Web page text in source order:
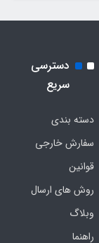
دسترسی
سریع
دسته بندی
سفارش خارجی
قوانین
روش های ارسال
وبلاگ
راهنما